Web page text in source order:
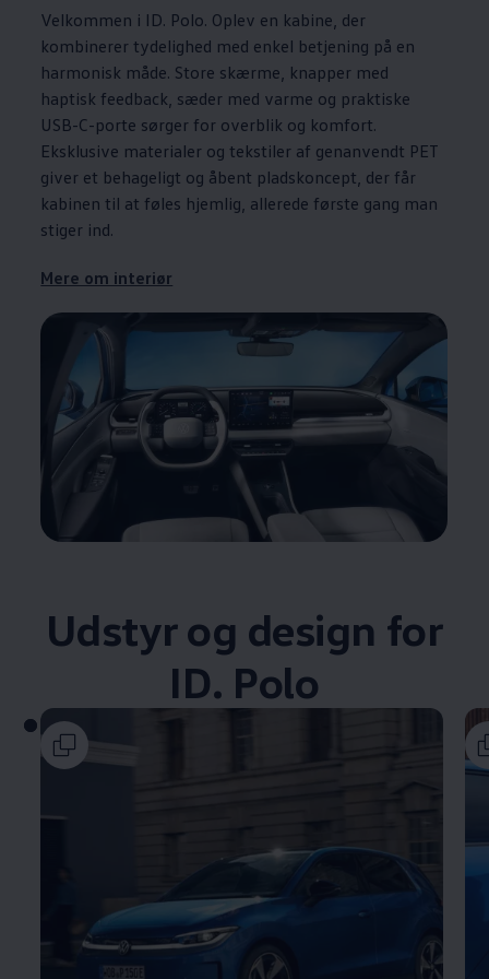
Velkommen i ID. Polo. Oplev en kabine, der
kombinerer tydelighed med enkel betjening på en
harmonisk måde. Store skærme, knapper med
haptisk feedback, sæder med varme og praktiske
USB-C-porte sørger for overblik og komfort.
Eksklusive materialer og tekstiler af genanvendt PET
giver et behageligt og åbent pladskoncept, der får
kabinen til at føles hjemlig, allerede første gang man
stiger ind.
Mere om interiør
Udstyr og design for
ID. Polo